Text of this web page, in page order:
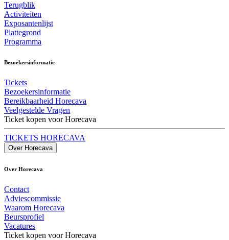
Terugblik
Activiteiten
Exposantenlijst
Plattegrond
Programma
Bezoekersinformatie
Tickets
Bezoekersinformatie
Bereikbaarheid Horecava
Veelgestelde Vragen
Ticket kopen voor Horecava
TICKETS HORECAVA
Over Horecava
Over Horecava
Contact
Adviescommissie
Waarom Horecava
Beursprofiel
Vacatures
Ticket kopen voor Horecava